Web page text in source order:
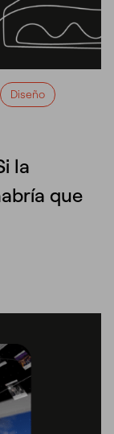
Diseño
la
que